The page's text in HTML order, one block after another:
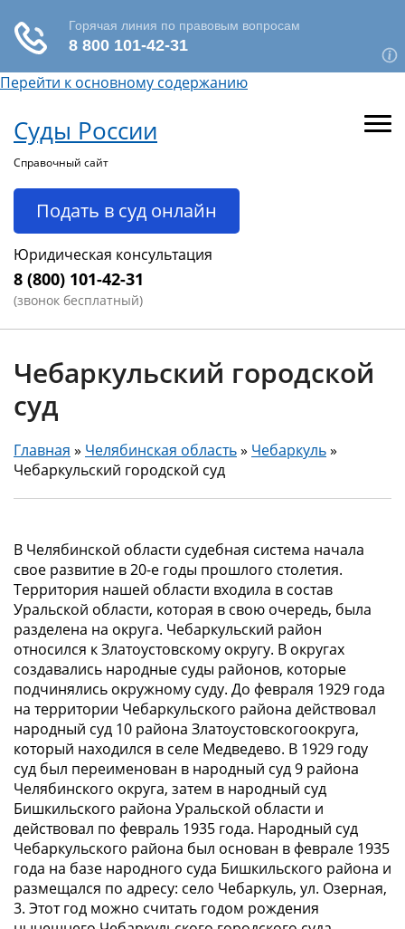
Перейти к основному содержанию
Суды России
Справочный сайт
Подать в суд онлайн
Юридическая консультация
8 (800) 101-42-31
(звонок бесплатный)
Чебаркульский городской
суд
Главная » Челябинская область» Чебаркуль»
Чебаркульский городской суд
В Челябинской области судебная система начала
свое развитие в 20-е годы прошлого столетия.
Территория нашей области входила в состав
Уральской области, которая в свою очередь, была
разделена на округа. Чебаркульский район
относился к Златоустовскому округу. В округах
создавались народные суды районов, которые
подчинялись окружному суду. До февраля 1929 года
на территории Чебаркульского района действовал
народный суд 10 района Златоустовскогоокруга,
который находился в селе Медведево. В 1929 году
суд был переименован в народный суд 9 района
Челябинского округа, затем в народный суд
Бишкильского района Уральской области и
действовал по февраль 1935 года. Народный суд
Чебаркульского района был основан в феврале 1935
года на базе народного суда Бишкильского района и
размещался по адресу: село Чебаркуль, ул. Озерная,
3. Этот год можно считать годом рождения